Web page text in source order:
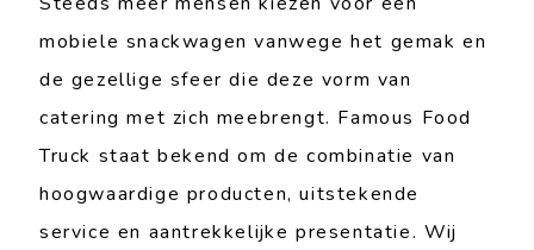
mobiele snackwagen vanwege het gemak en
de gezellige sfeer die deze vorm van
catering met zich meebrengt. Famous Food
Truck staat bekend om de combinatie van
hoogwaardige producten, uitstekende
service en aantrekkelijke presentatie. Wij